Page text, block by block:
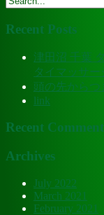
Recent Posts
津田沼 千葉
タイマッサー
頭の先からつ
link
Recent
Archives
July 2022
March 2021
February 2021